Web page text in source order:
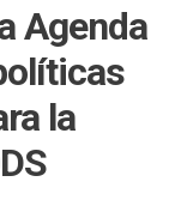
Agenda
la